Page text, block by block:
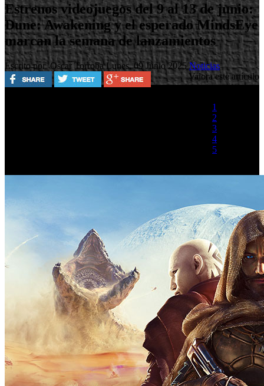
Estrenos videojuegos del 9 al 13 de junio:
Dune: Awakening y el esperado MindsEye
marcan la semana de lanzamientos
Escrito por Oscar TorrobaLunes, 09 Junio 2025Noticias
Valora este artículo
1
2
3
4
5